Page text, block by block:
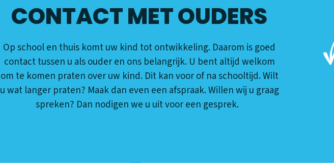
CONTACT MET OUDERS
Op school en thuis komt uw kind tot ontwikkeling. Daarom is goed
contact tussen u als ouder en ons belangrijk. U bent altijd welkom
om te komen praten over uw kind. Dit kan voor of na schooltijd. Wilt
u wat langer praten? Maak dan even een afspraak. Willen wij u graag
spreken? Dan nodigen we u uit voor een gesprek.